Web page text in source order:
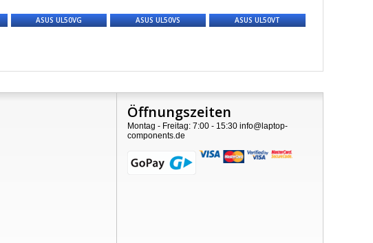
ASUS UL50VG ASUS UL50VS ASUS UL50VT
Öffnungszeiten
Montag - Freitag: 7:00 - 15:30 info@laptop-
components.de